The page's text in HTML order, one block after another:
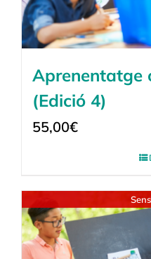
Aprenentatge
(Edició 4)
55,00€